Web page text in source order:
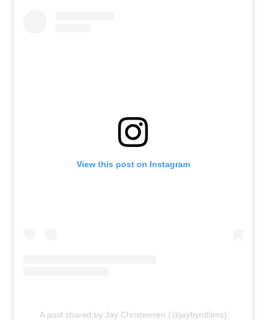
View this post on Instagram
A post shared by Jay Christensen (@jaybyrdfilms)